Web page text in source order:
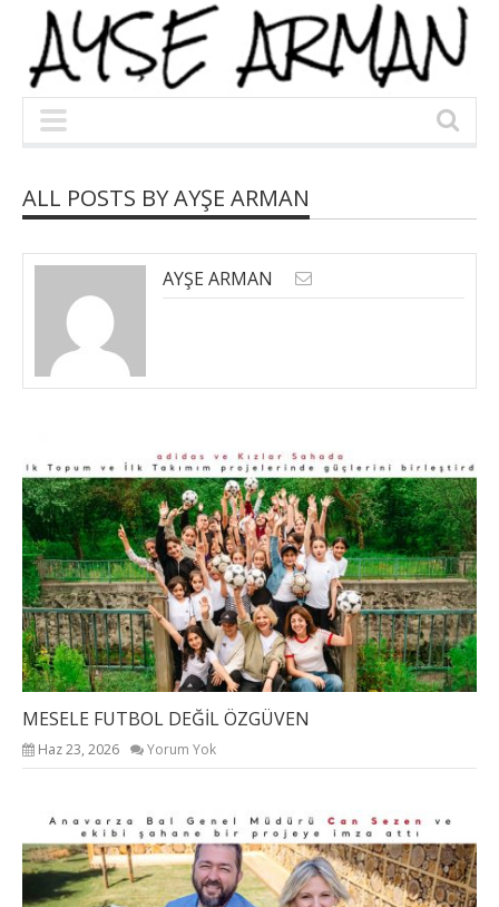
ALL POSTS BY AYŞE ARMAN
AYŞE ARMAN
MESELE FUTBOL DEĞİL ÖZGÜVEN
Haz 23, 2026 Yorum Yok